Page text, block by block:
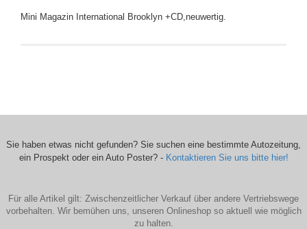
Mini Magazin International Brooklyn +CD,neuwertig.
Sie haben etwas nicht gefunden? Sie suchen eine bestimmte Autozeitung,
ein Prospekt oder ein Auto Poster? - Kontaktieren Sie uns bitte hier!
Für alle Artikel gilt: Zwischenzeitlicher Verkauf über andere Vertriebswege
vorbehalten. Wir bemühen uns, unseren Onlineshop so aktuell wie möglich
zu halten.